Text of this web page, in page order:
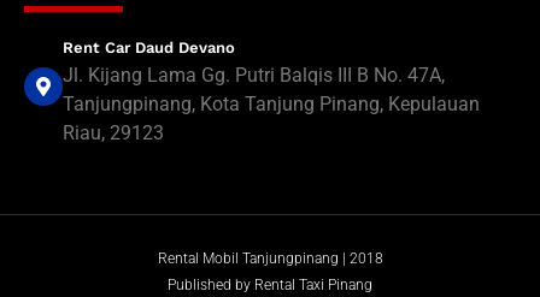
Rent Car Daud Devano
Jl. Kijang Lama Gg. Putri Balqis III B No. 47A,
Tanjungpinang, Kota Tanjung Pinang, Kepulauan
Riau, 29123
Rental Mobil Tanjungpinang | 2018
Published by Rental Taxi Pinang